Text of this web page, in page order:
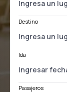
Destino
Ida
Pasajeros